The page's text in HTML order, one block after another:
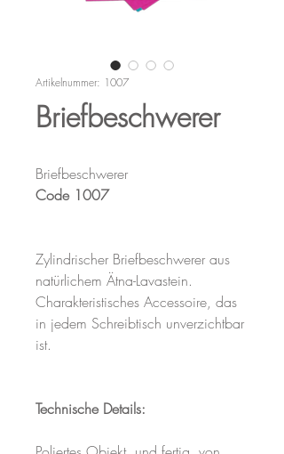
Artikelnummer: 1007
Briefbeschwerer
Briefbeschwerer
Code 1007
Zylindrischer Briefbeschwerer aus
natürlichem Ätna-Lavastein.
Charakteristisches Accessoire, das
in jedem Schreibtisch unverzichtbar
ist.
Technische Details: